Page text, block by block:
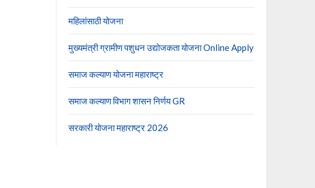
महिलांसाठी योजना
मुख्यमंत्री ग्रामीण पशुधन उद्योजकता योजना Online Apply
समाज कल्याण योजना महाराष्ट्र
समाज कल्याण विभाग शासन निर्णय GR
सरकारी योजना महाराष्ट्र 2026